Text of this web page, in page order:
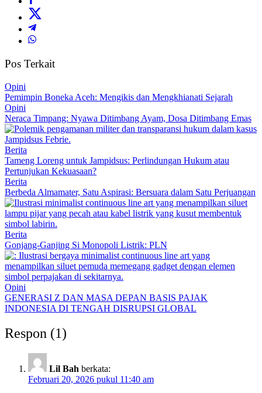
Pos Terkait
Opini
Pemimpin Boneka Aceh: Mengikis dan Mengkhianati Sejarah
Opini
Neraca Timpang: Nyawa Ditimbang Ayam, Dosa Ditimbang Emas
Berita
Tameng Loreng untuk Jampidsus: Perlindungan Hukum atau
Pertunjukan Kekuasaan?
Berita
Berbeda Almamater, Satu Aspirasi: Bersuara dalam Satu Perjuangan
Berita
Gonjang-Ganjing Si Monopoli Listrik: PLN
Opini
GENERASI Z DAN MASA DEPAN BASIS PAJAK
INDONESIA DI TENGAH DISRUPSI GLOBAL
Respon (1)
Lil Bah berkata:
Februari 20, 2026 pukul 11:40 am